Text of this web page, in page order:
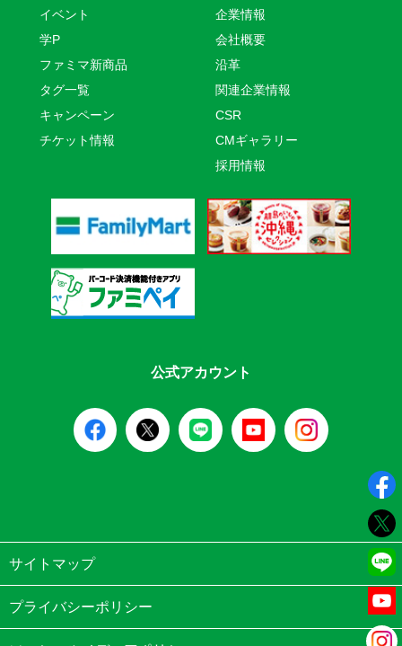
イベント
学P
ファミマ新商品
タグ一覧
キャンペーン
チケット情報
企業情報
会社概要
沿革
関連企業情報
CSR
CMギャラリー
採用情報
公式アカウント
サイトマップ
プライバシーポリシー